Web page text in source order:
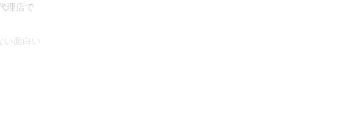
理店で
い面白い